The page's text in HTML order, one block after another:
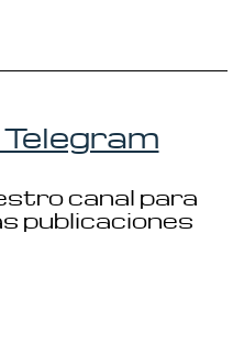
canal para
publicaciones